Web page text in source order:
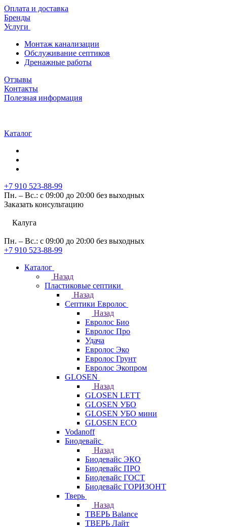
Оплата и доставка
Бренды
Услуги
Монтаж канализации
Обслуживание септиков
Дренажные работы
Отзывы
Контакты
Полезная информация
Каталог
+7 910 523-88-99
Пн. – Вс.: с 09:00 до 20:00 без выходных
Заказать консультацию
Калуга
Пн. – Вс.: с 09:00 до 20:00 без выходных
+7 910 523-88-99
Каталог
Назад
Пластиковые септики
Назад
Септики Евролос
Назад
Евролос Био
Евролос Про
Удача
Евролос Эко
Евролос Грунт
Евролос Экопром
GLOSEN
Назад
GLOSEN LETT
GLOSEN УБО
GLOSEN УБО мини
GLOSEN ECO
Vodanoff
Биодевайс
Назад
Биодевайс ЭКО
Биодевайс ПРО
Биодевайс ГОСТ
Биодевайс ГОРИЗОНТ
Тверь
Назад
ТВЕРЬ Balance
ТВЕРЬ Лайт